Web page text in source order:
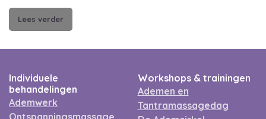
Lees verder
Individuele
behandelingen
Ademwerk
Workshops & trainingen
Ademen en
Tantramassagedag